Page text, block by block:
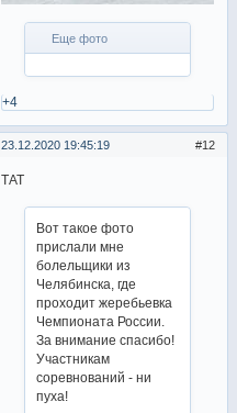
Еще фото
+4
12
23.12.2020 19:45:19
ТАТ
Вот такое фото
прислали мне
болельщики из
Челябинска, где
проходит жеребьевка
Чемпионата России.
За внимание спасибо!
Участникам
соревнований - ни
пуха!